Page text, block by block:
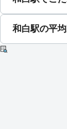
和白駅の平